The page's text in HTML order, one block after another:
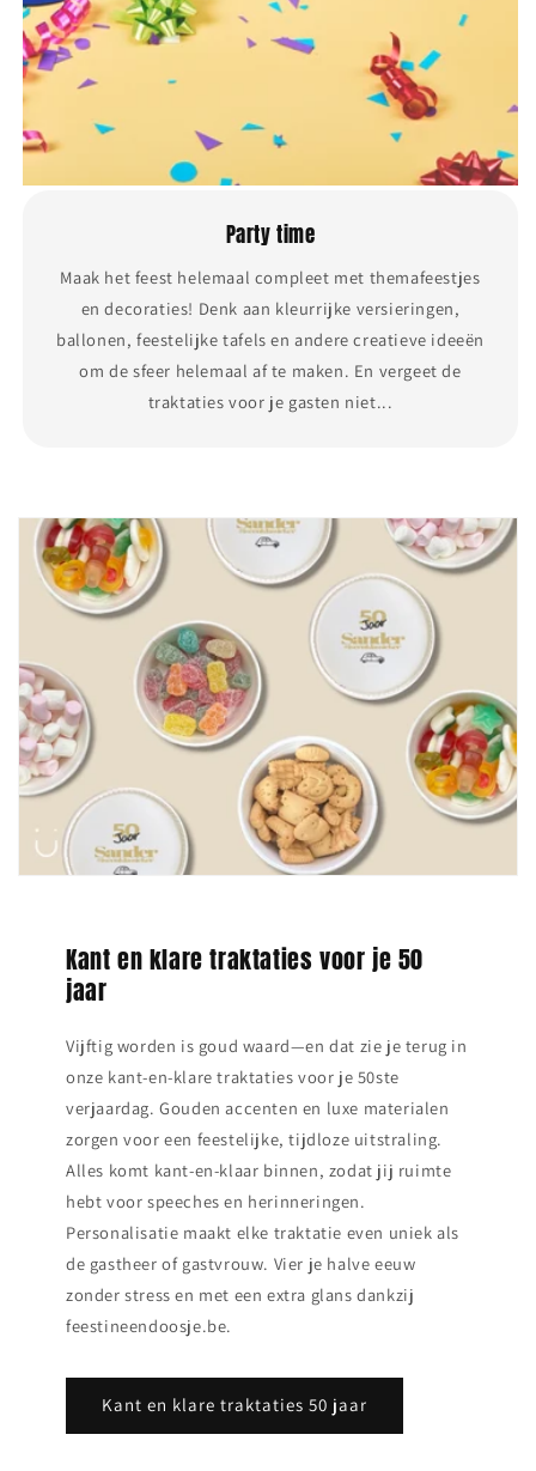
Party time
Maak het feest helemaal compleet met themafeestjes
en decoraties! Denk aan kleurrijke versieringen,
ballonen, feestelijke tafels en andere creatieve ideeën
om de sfeer helemaal af te maken. En vergeet de
traktaties voor je gasten niet...
Kant en klare traktaties voor je 50
jaar
Vijftig worden is goud waard—en dat zie je terug in
onze kant‑en‑klare traktaties voor je 50ste
verjaardag. Gouden accenten en luxe materialen
zorgen voor een feestelijke, tijdloze uitstraling.
Alles komt kant‑en‑klaar binnen, zodat jij ruimte
hebt voor speeches en herinneringen.
Personalisatie maakt elke traktatie even uniek als
de gastheer of gastvrouw. Vier je halve eeuw
zonder stress en met een extra glans dankzij
feestineendoosje.be.
Kant en klare traktaties 50 jaar